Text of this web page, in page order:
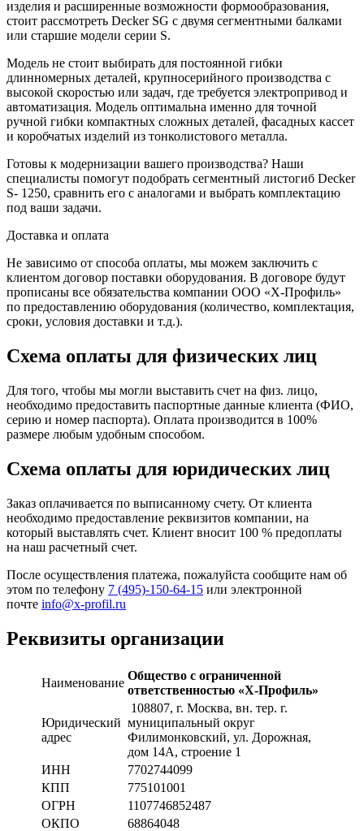
изделия и расширенные возможности формообразования,
стоит рассмотреть Decker SG с двумя сегментными балками
или старшие модели серии S.
Модель не стоит выбирать для постоянной гибки
длинномерных деталей, крупносерийного производства с
высокой скоростью или задач, где требуется электропривод и
автоматизация. Модель оптимальна именно для точной
ручной гибки компактных сложных деталей, фасадных кассет
и коробчатых изделий из тонколистового металла.
Готовы к модернизации вашего производства? Наши
специалисты помогут подобрать сегментный листогиб Decker
S- 1250, сравнить его с аналогами и выбрать комплектацию
под ваши задачи.
Доставка и оплата
Не зависимо от способа оплаты, мы можем заключить с
клиентом договор поставки оборудования. В договоре будут
прописаны все обязательства компании ООО «Х-Профиль»
по предоставлению оборудования (количество, комплектация,
сроки, условия доставки и т.д.).
Схема оплаты для физических лиц
Для того, чтобы мы могли выставить счет на физ. лицо,
необходимо предоставить паспортные данные клиента (ФИО,
серию и номер паспорта). Оплата производится в 100%
размере любым удобным способом.
Схема оплаты для юридических лиц
Заказ оплачивается по выписанному счету. От клиента
необходимо предоставление реквизитов компании, на
который выставлять счет. Клиент вносит 100 % предоплаты
на наш расчетный счет.
После осуществления платежа, пожалуйста сообщите нам об
этом по телефону 7 (495)-150-64-15 или электронной
почте info@x-profil.ru
Реквизиты организации
Наименование
Общество с ограниченной
ответственностью «Х-Профиль»
Юридический
адрес
108807, г. Москва, вн. тер. г.
муниципальный округ
Филимонковский, ул. Дорожная,
дом 14А, строение 1
ИНН
7702744099
КПП
775101001
ОГРН
1107746852487
ОКПО
68864048